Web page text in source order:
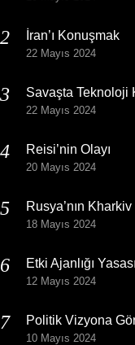
İran’ı Konuşmak
22 Mayıs 2024
Savaşta Teknoloji
22 Mayıs 2024
Reisi’nin Olayı
20 Mayıs 2024
Rusya’nın Kharkiv
18 Mayıs 2024
Etki Ajanlığı Yasası
12 Mayıs 2024
Politik Vizyona
10 Mayıs 2024